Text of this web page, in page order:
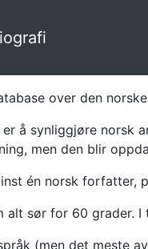
over den
å synliggjøre norsk
men den blir
én norsk forfatter,
alt sør for 60 grader.
(men det meste